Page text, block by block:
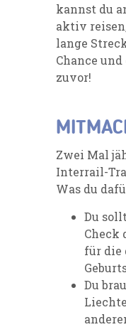
kannst du
aktiv
lange
Chance
zuvor!
Zwei Mal
Interrail-
Was du
Du
Check
für die
Du